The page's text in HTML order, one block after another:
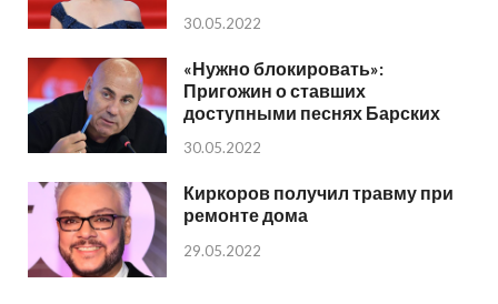
30.05.2022
«Нужно блокировать»:
Пригожин о ставших
доступными песнях Барских
30.05.2022
Киркоров получил травму при
ремонте дома
29.05.2022